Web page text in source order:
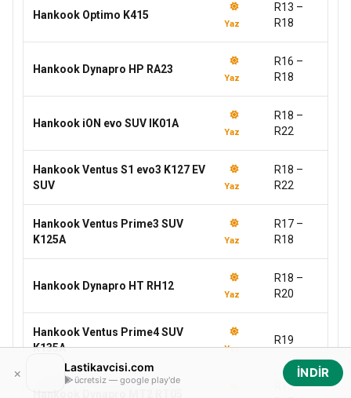
Hankook Optimo K415
Yaz
R13 –
R18
Hankook Dynapro HP RA23
Yaz
R16 –
R18
Hankook iON evo SUV IK01A
Yaz
R18 –
R22
Hankook Ventus S1 evo3 K127 EV
SUV
Yaz
R18 –
R22
Hankook Ventus Prime3 SUV
K125A
Yaz
R17 –
R18
Hankook Dynapro HT RH12
Yaz
R18 –
R20
Hankook Ventus Prime4 SUV
K135A
Yaz
R19
R15 –
× Lastikavcisi.com
ücretsiz — google play'de İNDİR